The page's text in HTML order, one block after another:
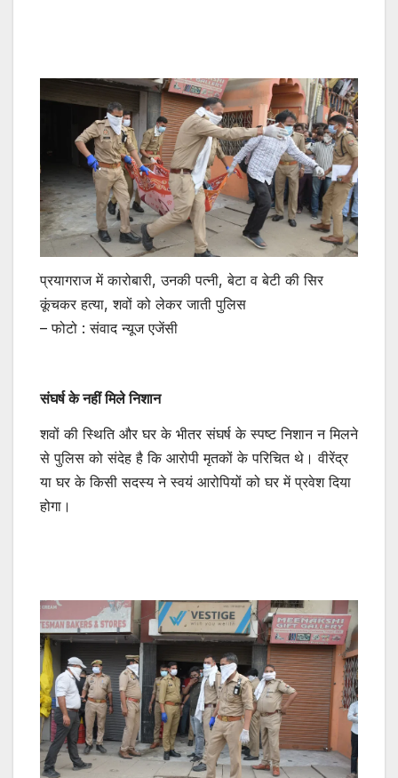
प्रयागराज में कारोबारी, उनकी पत्नी, बेटा व बेटी की सिर
कूंचकर हत्या, शवों को लेकर जाती पुलिस
– फोटो : संवाद न्यूज एजेंसी
संघर्ष के नहीं मिले निशान
शवों की स्थिति और घर के भीतर संघर्ष के स्पष्ट निशान न मिलने
से पुलिस को संदेह है कि आरोपी मृतकों के परिचित थे। वीरेंद्र
या घर के किसी सदस्य ने स्वयं आरोपियों को घर में प्रवेश दिया
होगा।